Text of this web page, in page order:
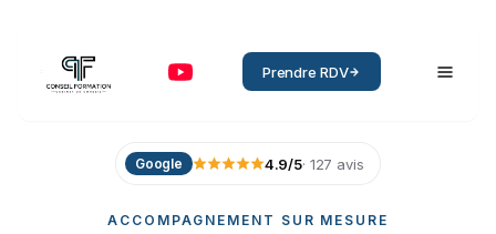
Prendre RDV
Google 4.9/5· 127 avis
ACCOMPAGNEMENT SUR MESURE